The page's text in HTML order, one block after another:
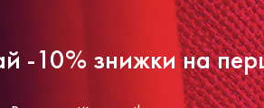
-10% знижки на